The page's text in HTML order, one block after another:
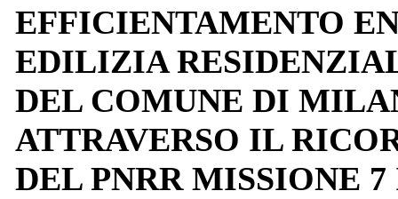
EFFICIENTAMENTO
EDILIZIA
DEL COMUNE DI
ATTRAVERSO IL
DEL PNRR MISSIONE